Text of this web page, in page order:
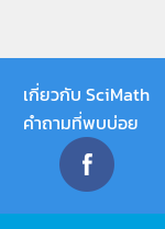
เกี่ยวกับ SciMath
คำถามที่พบบ่อย